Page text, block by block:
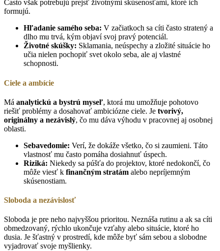
Často však potrebujú prejsť životnými skúsenosťami, ktoré ich
formujú.
Hľadanie samého seba: V začiatkoch sa cíti často stratený a
dlho mu trvá, kým objaví svoj pravý potenciál.
Životné skúšky: Sklamania, neúspechy a zložité situácie ho
učia nielen pochopiť svet okolo seba, ale aj vlastné
schopnosti.
Ciele a ambície
Má analytickú a bystrú myseľ, ktorá mu umožňuje pohotovo
riešiť problémy a dosahovať ambiciózne ciele. Je tvorivý,
originálny a nezávislý, čo mu dáva výhodu v pracovnej aj osobnej
oblasti.
Sebavedomie: Verí, že dokáže všetko, čo si zaumieni. Táto
vlastnosť mu často pomáha dosiahnuť úspech.
Riziká: Niekedy sa púšťa do projektov, ktoré nedokončí, čo
môže viesť k finančným stratám alebo nepríjemným
skúsenostiam.
Sloboda a nezávislosť
Sloboda je pre neho najvyššou prioritou. Neznáša rutinu a ak sa cíti
obmedzovaný, rýchlo ukončuje vzťahy alebo situácie, ktoré ho
dusia. Je šťastný v prostredí, kde môže byť sám sebou a slobodne
vyjadrovať svoje myšlienky.